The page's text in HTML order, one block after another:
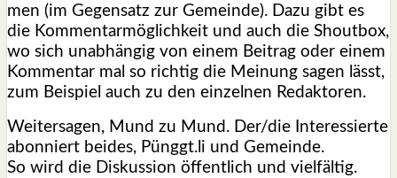
men (im Gegen­satz zur Gemein­de). Dazu gibt es
die Kom­men­tar­mög­lich­keit und auch die Shout­box,
wo sich unab­hän­gig von einem Bei­trag oder einem
Kom­men­tar mal so rich­tig die Mei­nung sagen lässt,
zum Bei­spiel auch zu den ein­zel­nen Redak­to­ren.
Wei­ter­sa­gen, Mund zu Mund. Der/die Inter­es­sier­te
abon­niert bei­des, Pünggt.li und Gemein­de.
So wird die Dis­kus­si­on öffent­lich und viel­fäl­tig.